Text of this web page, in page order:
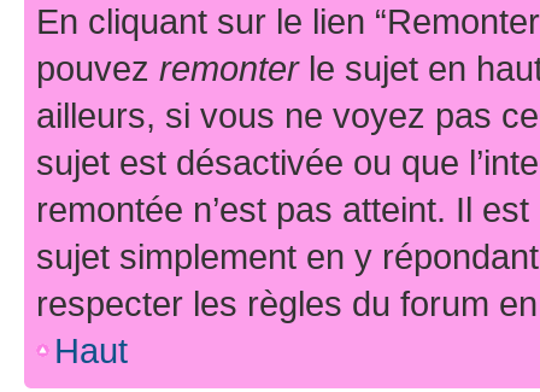
En cliquant sur le lien
pouvez remonterle sujet en
ailleurs, si vous ne voyez pas
sujet est désactivée ou que
remontée n’est pas atteint. Il
sujet simplement en y
respecter les règles du forum
Haut